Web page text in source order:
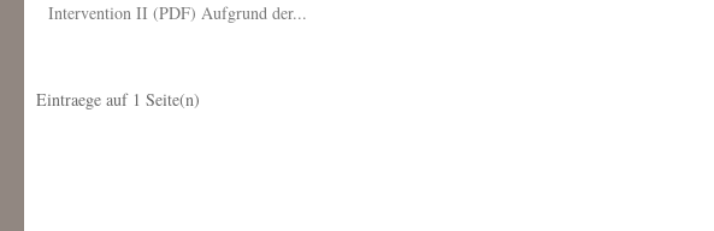
Intervention II (PDF) Aufgrund der...
Eintraege auf 1 Seite(n)